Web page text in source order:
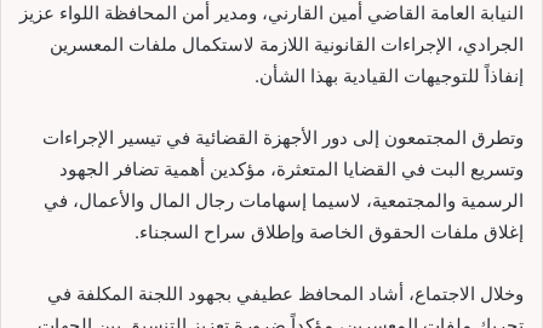
النيابة العامة القاضي أمين القارني، ومدير أمن المحافظة اللواء عزيز
الجرادي، الإجراءات القانونية اللازمة لاستكمال ملفات المعسرين
إنفاذاً للتوجيهات القيادية بهذا الشأن.
وتطرق المجتمعون إلى دور الأجهزة القضائية في تيسير الإجراءات
وتسريع البت في القضايا المتعثرة، مؤكدين أهمية تضافر الجهود
الرسمية والمجتمعية، لاسيما إسهامات رجال المال والأعمال، في
إغلاق ملفات الحقوق الخاصة وإطلاق سراح السجناء.
وخلال الاجتماع، أشاد المحافظ عطيفي بجهود اللجنة المكلفة في